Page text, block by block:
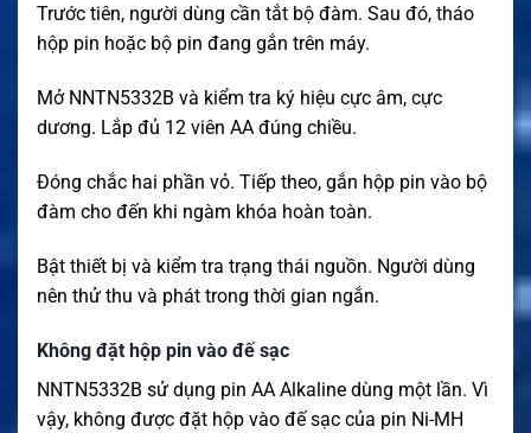
Trước tiên, người dùng cần tắt bộ đàm. Sau đó, tháo
hộp pin hoặc bộ pin đang gắn trên máy.
Mở NNTN5332B và kiểm tra ký hiệu cực âm, cực
dương. Lắp đủ 12 viên AA đúng chiều.
Đóng chắc hai phần vỏ. Tiếp theo, gắn hộp pin vào bộ
đàm cho đến khi ngàm khóa hoàn toàn.
Bật thiết bị và kiểm tra trạng thái nguồn. Người dùng
nên thử thu và phát trong thời gian ngắn.
Không đặt hộp pin vào đế sạc
NNTN5332B sử dụng pin AA Alkaline dùng một lần. Vì
vậy, không được đặt hộp vào đế sạc của pin Ni-MH